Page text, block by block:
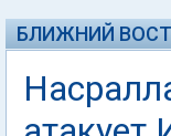
БЛИЖНИЙ